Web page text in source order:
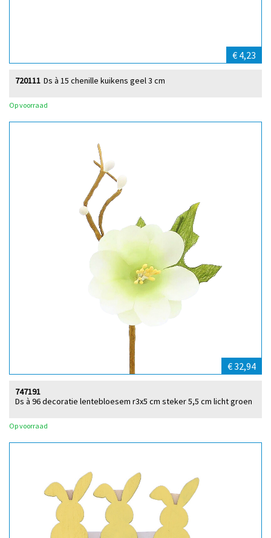
€ 4,23
Ds à 15 chenille kuikens geel 3 cm
720111
Op voorraad
€ 32,94
Ds à 96 decoratie lentebloesem r3x5 cm steker 5,5 cm licht groen
747191
Op voorraad